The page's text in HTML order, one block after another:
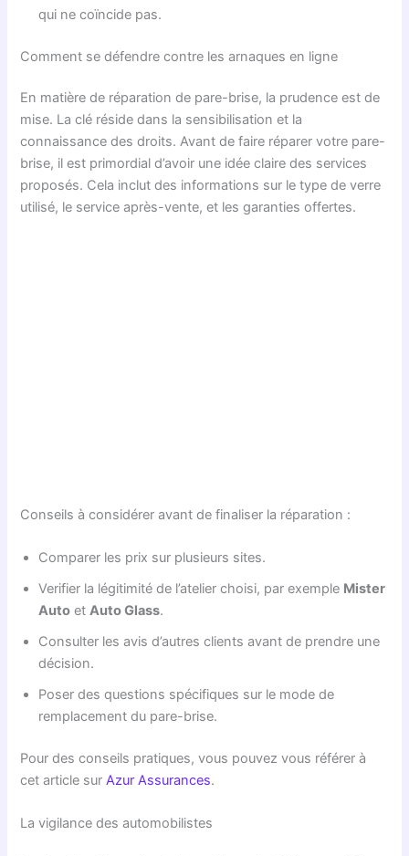
qui ne coïncide pas.
Comment se défendre contre les arnaques en ligne
En matière de réparation de pare-brise, la prudence est de
mise. La clé réside dans la sensibilisation et la
connaissance des droits. Avant de faire réparer votre pare-
brise, il est primordial d’avoir une idée claire des services
proposés. Cela inclut des informations sur le type de verre
utilisé, le service après-vente, et les garanties offertes.
Conseils à considérer avant de finaliser la réparation :
Comparer les prix sur plusieurs sites.
Verifier la légitimité de l’atelier choisi, par exemple Mister
Auto etAuto Glass.
Consulter les avis d’autres clients avant de prendre une
décision.
Poser des questions spécifiques sur le mode de
remplacement du pare-brise.
Pour des conseils pratiques, vous pouvez vous référer à
cet article surAzur Assurances.
La vigilance des automobilistes